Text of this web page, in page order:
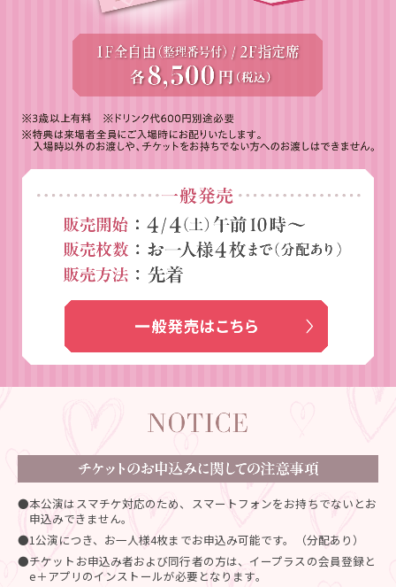
●本公演はスマチケ対応のため、スマートフォンをお持ちでないとお
申込みできません。
●1公演につき、お一人様4枚までお申込み可能です。（分配あり）
●チケットお申込み者および同行者の方は、イープラスの会員登録と
e＋アプリのインストールが必要となります。